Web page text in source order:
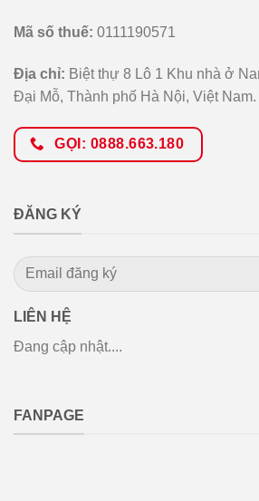
Mã số thuế: 0111190571
Địa chỉ: Biệt thự 8 Lô 1 Khu nhà ở
Đại Mỗ, Thành phố Hà Nội, Việt Nam.
GỌI: 0888.663.180
ĐĂNG KÝ
LIÊN HỆ
Đang cập nhật....
FANPAGE